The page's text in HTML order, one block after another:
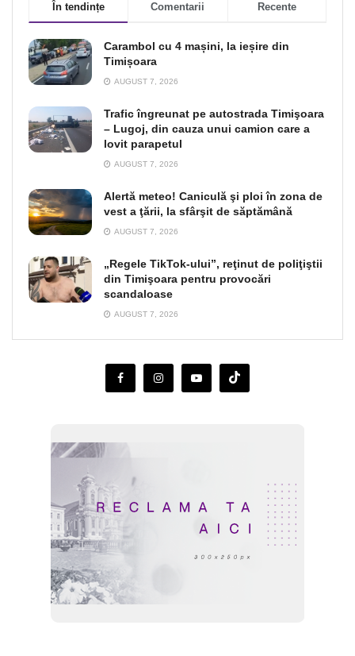
În tendințe Comentarii Recente
Carambol cu 4 mașini, la ieșire din
Timișoara
AUGUST 7, 2026
Trafic îngreunat pe autostrada Timişoara
– Lugoj, din cauza unui camion care a
lovit parapetul
AUGUST 7, 2026
Alertă meteo! Caniculă şi ploi în zona de
vest a ţării, la sfârşit de săptămână
AUGUST 7, 2026
„Regele TikTok-ului”, reţinut de poliţiştii
din Timişoara pentru provocări
scandaloase
AUGUST 7, 2026